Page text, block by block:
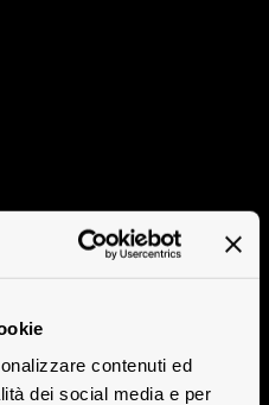
contenuti ed
dei social media e per